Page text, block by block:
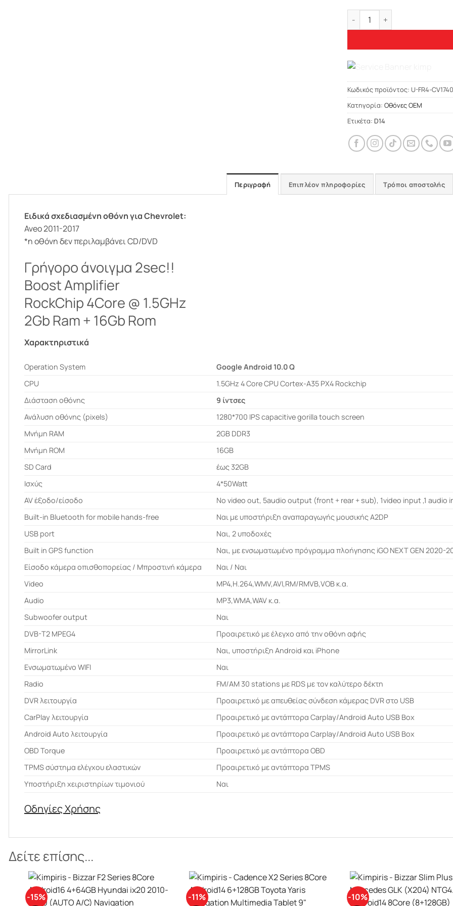
Bizzar FR4 Series CarPad
Κωδικός προϊόντος: U-FR4-CV1740
Κατηγορία: Οθόνες OEM
Ετικέτα: D14
Περιγραφή Επιπλέον πληροφορίες Τρόποι αποστολής
Ειδικά σχεδιασμένη οθόνη για Chevrolet:
Aveo 2011-2017
*η οθόνη δεν περιλαμβάνει CD/DVD
Γρήγορο άνοιγμα 2sec!!
Boost Amplifier
RockChip 4Core @ 1.5GHz
2Gb Ram + 16Gb Rom
Χαρακτηριστικά
Operation System
Google Android 10.0 Q
CPU
1.5GHz 4 Core CPU Cortex-A35 PX4 Rockchip
Διάσταση οθόνης
9 ίντσες
Ανάλυση οθόνης (pixels)
1280*700 IPS capacitive gorilla touch screen
Μνήμη RAM
2GB DDR3
Μνήμη ROM
16GB
SD Card
έως 32GB
Ισχύς
4*50Watt
AV έξοδο/είσοδο
No video out, 5audio output (front + rear + sub), 1video input ,1 audio
Built-in Bluetooth for mobile hands-free
Ναι με υποστήριξη αναπαραγωγής μουσικής A2DP
USB port
Ναι, 2 υποδοχές
Built in GPS function
Ναι, με ενσωματωμένο πρόγραμμα πλοήγησης iGO NEXT GEN 2020-
Είσοδο κάμερα οπισθοπορείας / Μπροστινή κάμερα
Ναι / Ναι
Video
MP4,H.264,WMV,AVI,RM/RMVB,VOB κ.α.
Audio
MP3,WMA,WAV κ.α.
Subwoofer output
Ναι
DVB-T2 MPEG4
Προαιρετικό με έλεγχο από την οθόνη αφής
MirrorLink
Ναι, υποστήριξη Android και iPhone
Ενσωματωμένο WIFI
Ναι
Radio
FM/AM 30 stations με RDS με τον καλύτερο δέκτη
DVR λειτουργία
Προαιρετικό με απευθείας σύνδεση κάμερας DVR στο USB
CarPlay λειτουργία
Προαιρετικό με αντάπτορα Carplay/Android Auto USB Box
Android Auto λειτουργία
Προαιρετικό με αντάπτορα Carplay/Android Auto USB Box
OBD Torque
Προαιρετικό με αντάπτορα OBD
ΤPMS σύστημα ελέγχου ελαστικών
Προαιρετικό με αντάπτορα TPMS
Υποστήριξη χειριστηρίων τιμονιού
Ναι
Οδηγίες Χρήσης
Δείτε επίσης...
-11% -10% -10%